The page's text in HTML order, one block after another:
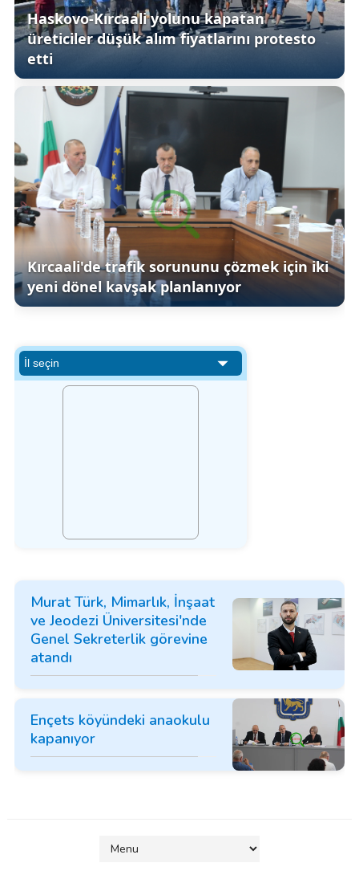
Haskovo-Kırcaali yolunu kapatan
üreticiler düşük alım fiyatlarını protesto
etti
Kırcaali'de trafik sorununu çözmek için iki
yeni dönel kavşak planlanıyor
Murat Türk, Mimarlık, İnşaat
ve Jeodezi Üniversitesi'nde
Genel Sekreterlik görevine
atandı
Ençets köyündeki anaokulu
kapanıyor